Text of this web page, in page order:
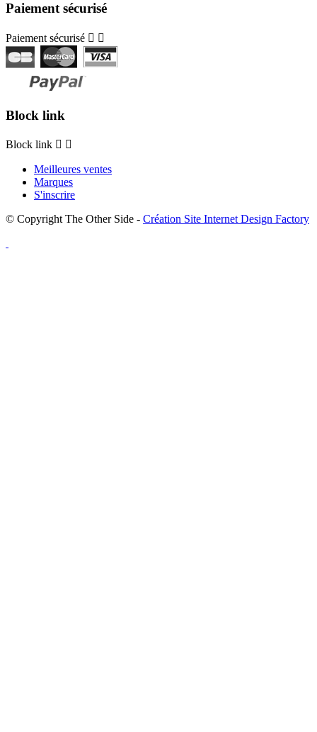
Paiement sécurisé
Paiement sécurisé  
Block link
Block link  
Meilleures ventes
Marques
S'inscrire
© Copyright The Other Side - Création Site Internet Design Factory